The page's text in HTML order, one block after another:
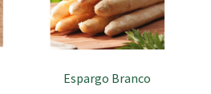
Espargo Branco